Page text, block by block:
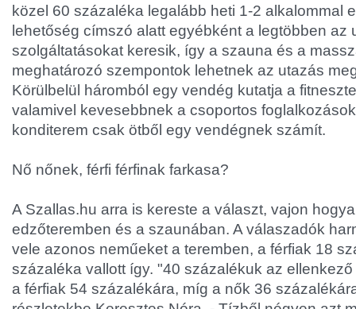
közel 60 százaléka legalább heti 1-2 alkalommal
lehetőség címszó alatt egyébként a legtöbben az
szolgáltatásokat keresik, így a szauna és a
meghatározó szempontok lehetnek az utazás
Körülbelül háromból egy vendég kutatja a
valamivel kevesebbnek a csoportos
konditerem csak ötből egy vendégnek számít.
Nő nőnek, férfi férfinak farkasa?
A Szallas.hu arra is kereste a választ, vajon
edzőteremben és a szaunában. A válaszadók
vele azonos neműeket a teremben, a férfiak 18
százaléka vallott így. "40 százalékuk az
a férfiak 54 százalékára, míg a nők 36